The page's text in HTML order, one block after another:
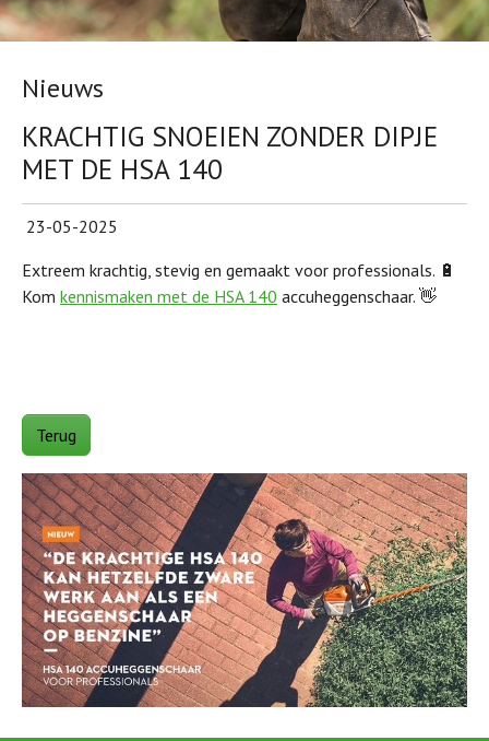
Nieuws
KRACHTIG SNOEIEN ZONDER DIPJE
MET DE HSA 140
23-05-2025
Extreem krachtig, stevig en gemaakt voor professionals. 🔋
Kom kennismaken met de HSA 140 accuheggenschaar. 👋
Terug